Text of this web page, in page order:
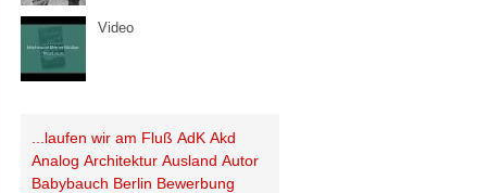
Video
...laufen wir am Fluß AdK Akd
Analog Architektur Ausland Autor
Babybauch Berlin Bewerbung